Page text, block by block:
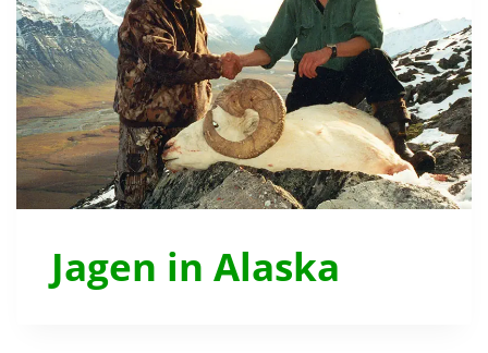
Jagen in Alaska